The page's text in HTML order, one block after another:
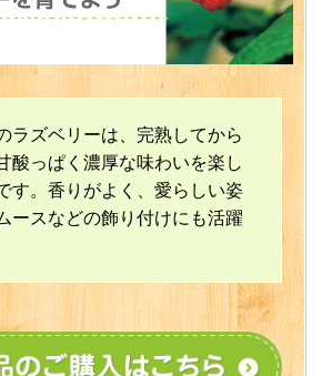
ラズベリーは、完熟してから
酸っぱく濃厚な味わいを楽し
す。香りがよく、愛らしい姿
ースなどの飾り付けにも活躍